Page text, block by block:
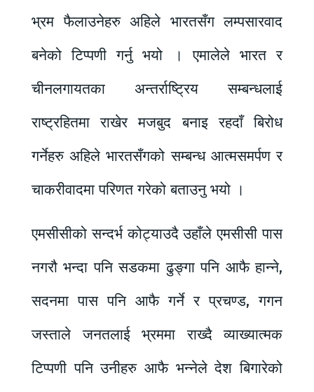
भ्रम फैलाउनेहरु अहिले भारतसँग लम्पसारवाद
बनेको टिप्पणी गर्नु भयो । एमालेले भारत र
चीनलगायतका अन्तर्राष्ट्रिय सम्बन्धलाई
राष्ट्रहितमा राखेर मजबुद बनाइ रहदाँ बिरोध
गर्नेहरु अहिले भारतसँगको सम्बन्ध आत्मसमर्पण र
चाकरीवादमा परिणत गरेको बताउनु भयो ।
एमसीसीको सन्दर्भ कोट्याउदै उहाँले एमसीसी पास
नगरौ भन्दा पनि सडकमा ढुङ्गा पनि आफै हान्ने,
सदनमा पास पनि आफै गर्ने र प्रचण्ड, गगन
जस्ताले जनतलाई भ्रममा राख्दै व्याख्यात्मक
टिप्पणी पनि उनीहरु आफै भन्नेले देश बिगारेको